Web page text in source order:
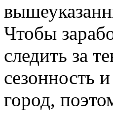
Чтобы
следить за
сезонность
город,